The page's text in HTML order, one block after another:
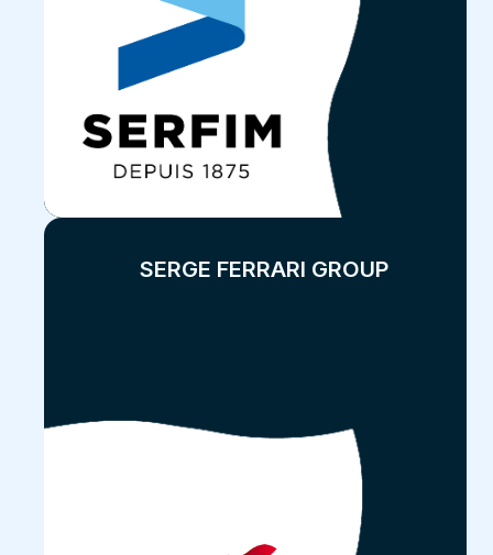
SERGE FERRARI GROUP